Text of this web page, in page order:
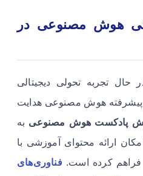
هوش مصنوعی در
تجربه تحولی دیجیتالی
هوش مصنوعی هدایت
پادکست هوش مصنوعی به
ارائه محتوای آموزشی با
فراهم کرده است.فناوری‌های